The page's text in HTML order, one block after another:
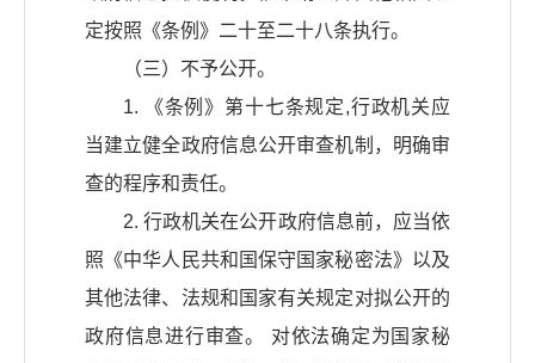
定按照《条例》二十至二十八条执行。
（三）不予公开。
1. 《条例》第十七条规定,行政机关应
当建立健全政府信息公开审查机制，明确审
查的程序和责任。
2. 行政机关在公开政府信息前，应当依
照《中华人民共和国保守国家秘密法》以及
其他法律、法规和国家有关规定对拟公开的
政府信息进行审查。 对依法确定为国家秘